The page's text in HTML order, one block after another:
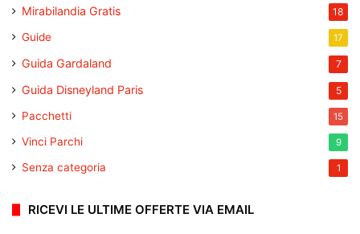
Mirabilandia Gratis 18
Guide 17
Guida Gardaland 7
Guida Disneyland Paris 5
Pacchetti 15
Vinci Parchi 9
Senza categoria 1
RICEVI LE ULTIME OFFERTE VIA EMAIL